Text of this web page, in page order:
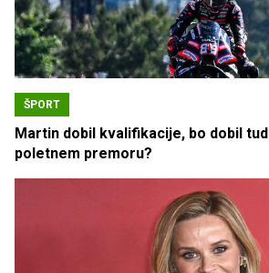
ŠPORT
Martin dobil kvalifikacije, bo dobil
poletnem premoru?